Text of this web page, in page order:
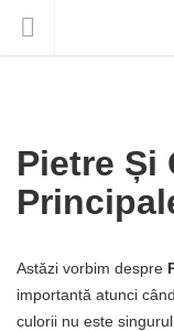
Pietre Și
Astăzi vorbim despre
importantă atunci
culorii nu este